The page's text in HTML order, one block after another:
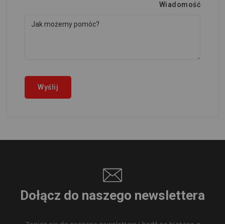
Wiadomość
Dołącz do naszego newslettera